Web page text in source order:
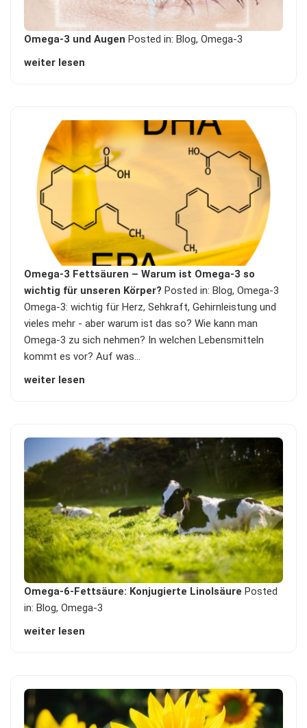
Omega-3 und Augen Posted in: Blog,Omega-3
weiter lesen
Omega-3 Fettsäuren – Warum ist Omega-3 so
wichtig für unseren Körper? Posted in: Blog,Omega-3
Omega-3: wichtig für Herz, Sehkraft, Gehirnleistung und
vieles mehr - aber warum ist das so? Wie kann man
Omega-3 zu sich nehmen? In welchen Lebensmitteln
kommt es vor? Auf was…
weiter lesen
Omega-6-Fettsäure: Konjugierte Linolsäure Posted
in: Blog,Omega-3
weiter lesen